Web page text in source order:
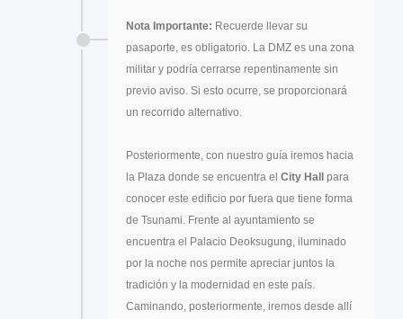
Nota Importante: Recuerde llevar su
pasaporte, es obligatorio. La DMZ es una zona
militar y podría cerrarse repentinamente sin
previo aviso. Si esto ocurre, se proporcionará
un recorrido alternativo.
Posteriormente, con nuestro guía iremos hacia
la Plaza donde se encuentra el City Hall
para
conocer este edificio por fuera que tiene forma
de Tsunami. Frente al ayuntamiento se
encuentra el Palacio Deoksugung, iluminado
por la noche nos permite apreciar juntos la
tradición y la modernidad en este país.
Caminando, posteriormente, iremos desde allí